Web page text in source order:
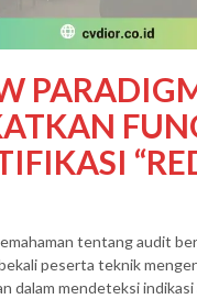
tentang audit
peserta teknik
dalam mendeteksi indikasi